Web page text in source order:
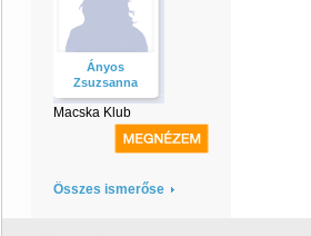
Ányos
Zsuzsanna
Macska Klub
Összes ismerőse